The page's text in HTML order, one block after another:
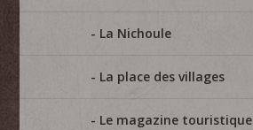
La Nichoule
La place des villages
Le magazine touristique